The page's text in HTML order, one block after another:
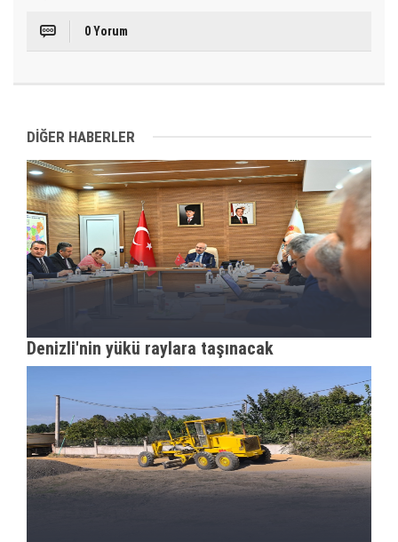
0 Yorum
DİĞER HABERLER
Denizli'nin yükü raylara taşınacak